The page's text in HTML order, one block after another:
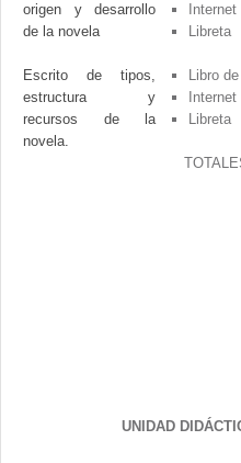
origen y desarrollo
de la novela
Internet
Libreta
Escrito de tipos,
estructura y
recursos de la
novela.
Libro
Internet
Libreta
UNIDAD